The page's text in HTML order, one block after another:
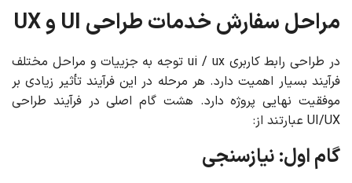
مراحل سفارش خدمات طراحی UI و UX
در طراحی رابط کاربری ui / ux توجه به جزییات و مراحل مختلف
فرآیند بسیار اهمیت دارد. هر مرحله در این فرآیند تأثیر زیادی بر
موفقیت نهایی پروژه دارد. هشت گام اصلی در فرآیند طراحی
UI/UX عبارتند از:
گام اول: نیازسنجی